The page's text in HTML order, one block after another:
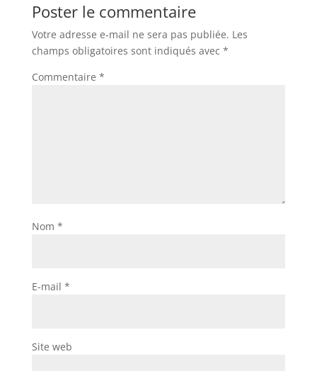
Poster le commentaire
Votre adresse e-mail ne sera pas publiée. Les
champs obligatoires sont indiqués avec *
Commentaire *
Nom *
E-mail *
Site web